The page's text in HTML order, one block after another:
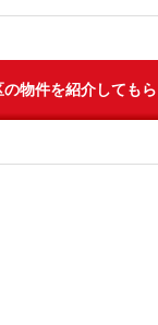
の物件を紹介しても